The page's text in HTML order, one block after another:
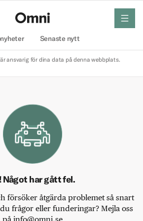
Senaste nytt
meny
ansvarig för dina data på denna webbplats.
Något har gått fel.
försöker åtgärda problemet så snart
frågor eller funderingar? Mejla oss